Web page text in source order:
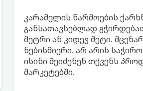
კარამელის წარმოების
განსათავსებლად
მეტრი ან კიდევ მეტი.
ნებისმიერი. არ არის
ისინი შეიძენენ თქვენს
მარკეტებში.